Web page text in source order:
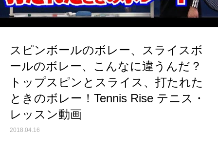
スピンボールのボレー、スライスボ
ールのボレー、こんなに違うんだ？
トップスピンとスライス、打たれた
ときのボレー！Tennis Rise テニス・
レッスン動画
2018.04.16